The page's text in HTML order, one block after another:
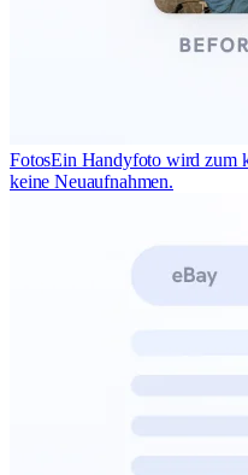
FotosEin Handyfoto wird zum
keine Neuaufnahmen.